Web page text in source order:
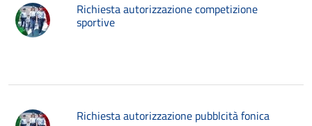
Richiesta autorizzazione competizione
sportive
Richiesta autorizzazione pubblcità fonica